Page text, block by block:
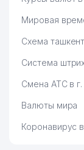
Мировая
Схема
Система
Смена АТС в
Валюты мира
Коронавирус